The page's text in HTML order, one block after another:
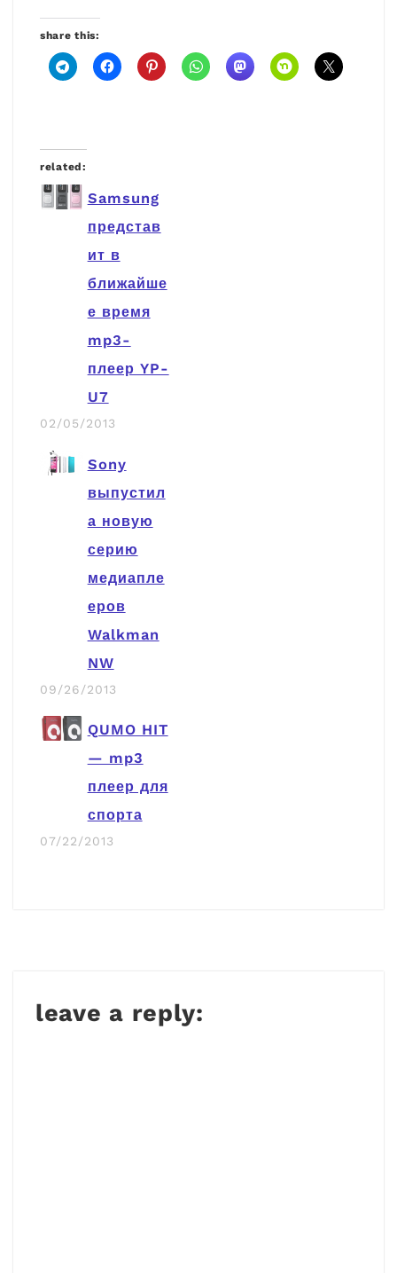
share this:
related:
Samsung
представ
ит в
ближайше
е время
mp3-
плеер YP-
U7
02/05/2013
Sony
выпустил
а новую
серию
медиапле
еров
Walkman
NW
09/26/2013
QUMO HIT
— mp3
плеер для
спорта
07/22/2013
leave a reply: